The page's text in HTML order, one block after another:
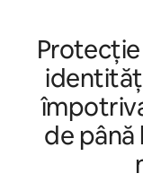
de până